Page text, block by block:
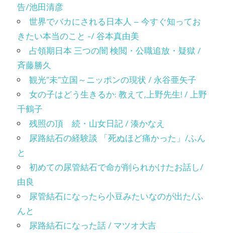
告/池田清彦
世界でバカにされる日本人 – 今すぐ知ってお
きたい本当のこと -/ 谷本真由美
占領期日本 三つの闇 検閲・公職追放・疑獄 /
斉藤勝久
観光”未”立国～ニッポンの現状 / 永谷亜矢子
女の子はどう生きるか: 教えて,上野先生! / 上野
千鶴子
残照の頂 続・山女日記 / 湊かなえ
尿路結石の経験談 「死ぬほど痛かった」/ふん
と
初めての尿管結石で命が削られかけたお話し/
由良
尿管結石になったら小豆みたいなのが出た/ふ
んと
尿路結石になった話 / マツオ大吉